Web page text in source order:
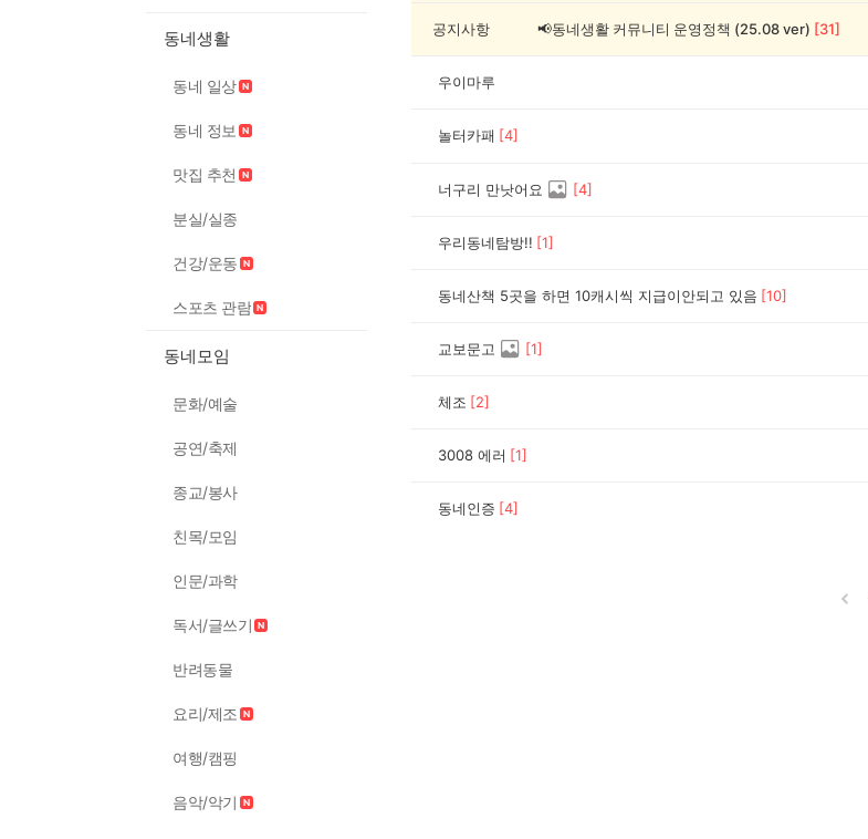
동네생활
동네 일상
동네 정보
맛집 추천
분실/실종
건강/운동
스포츠 관람
동네모임
문화/예술
공연/축제
종교/봉사
친목/모임
인문/과학
독서/글쓰기
반려동물
요리/제조
여행/캠핑
음악/악기
목
공지사항 📢동네생활 커뮤니티 운영정책 (25.08 ver) [31]
우이마루
놀터카패 [4]
너구리 만낫어요 [4]
우리동네탐방!! [1]
동네산책 5곳을 하면 10캐시씩 지급이안되고 있음 [10]
교보문고 [1]
체조 [2]
3008 에러 [1]
동네인증 [4]